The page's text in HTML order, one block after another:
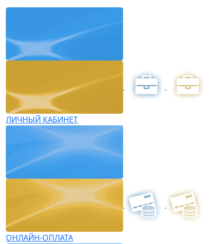
ЛИЧНЫЙ КАБИНЕТ
ОНЛАЙН-ОПЛАТА